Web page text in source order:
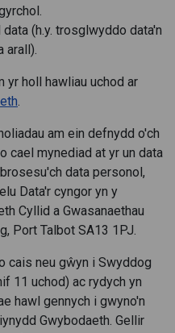
(h.y. trosglwyddo data'n
arall).
yr holl hawliau uchod ar
.
am ein defnydd o'ch
cael mynediad at yr un data
data personol,
Data'r cyngor yn y
Cyllid a Gwasanaethau
Port Talbot SA13 1PJ.
cais neu gŵyn i Swyddog
11 uchod) ac rydych yn
hawl gennych i gwyno'n
Gwybodaeth. Gellir